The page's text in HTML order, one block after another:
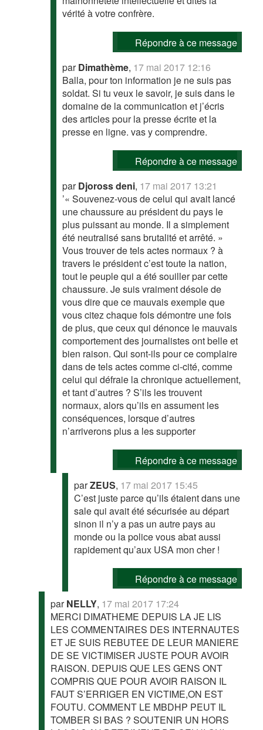
vérité à votre confrère.
Répondre à ce message
parDimathème, 17 mai 2017 12:16
Balla, pour ton information je ne suis pas
soldat. Si tu veux le savoir, je suis dans le
domaine de la communication et j’écris
des articles pour la presse écrite et la
presse en ligne. vas y comprendre.
Répondre à ce message
parDjoross deni, 17 mai 2017 13:21
’« Souvenez-vous de celui qui avait lancé
une chaussure au président du pays le
plus puissant au monde. Il a simplement
été neutralisé sans brutalité et arrêté. »
Vous trouver de tels actes normaux ? à
travers le président c’est toute la nation,
tout le peuple qui a été souiller par cette
chaussure. Je suis vraiment désole de
vous dire que ce mauvais exemple que
vous citez chaque fois démontre une fois
de plus, que ceux qui dénonce le mauvais
comportement des journalistes ont belle et
bien raison. Qui sont-ils pour ce complaire
dans de tels actes comme ci-cité, comme
celui qui défraie la chronique actuellement,
et tant d’autres ? S’ils les trouvent
normaux, alors qu’ils en assument les
conséquences, lorsque d’autres
n’arriverons plus a les supporter
Répondre à ce message
parZEUS, 17 mai 2017 15:45
C’est juste parce qu’ils étaient dans une
sale qui avait été sécurisée au départ
sinon il n’y a pas un autre pays au
monde ou la police vous abat aussi
rapidement qu’aux USA mon cher !
Répondre à ce message
parNELLY, 17 mai 2017 17:24
MERCI DIMATHEME DEPUIS LA JE LIS
LES COMMENTAIRES DES INTERNAUTES
ET JE SUIS REBUTEE DE LEUR MANIERE
DE SE VICTIMISER JUSTE POUR AVOIR
RAISON. DEPUIS QUE LES GENS ONT
COMPRIS QUE POUR AVOIR RAISON IL
FAUT S’ERRIGER EN VICTIME,ON EST
FOUTU. COMMENT LE MBDHP PEUT IL
TOMBER SI BAS ? SOUTENIR UN HORS